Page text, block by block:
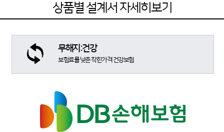
상품별 설계서 자세히보기
무해지:건강
보험료를 낮춘 착한가격 건강보험